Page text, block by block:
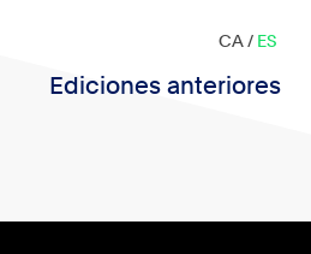
Ediciones anteriores
CA/ ES